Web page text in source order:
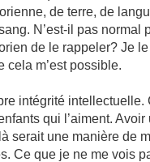
de terre, de
N’est-il pas normal
de le rappeler? Je
cela m’est possible.
intégrité intellectuelle.
qui l’aiment.
serait une manière de
Ce que je ne me vois